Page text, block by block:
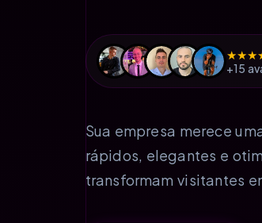
★★★
+15
Sua empresa merece
rápidos, elegantes e
transformam visitantes